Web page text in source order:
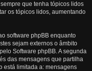
que tenha tópicos lidos
os tópicos lidos, aumentando
software phpBB enquanto
sejam externos o âmbito
Software phpBB. A segunda
das mensagens que partilha
está limitada a: mensagens